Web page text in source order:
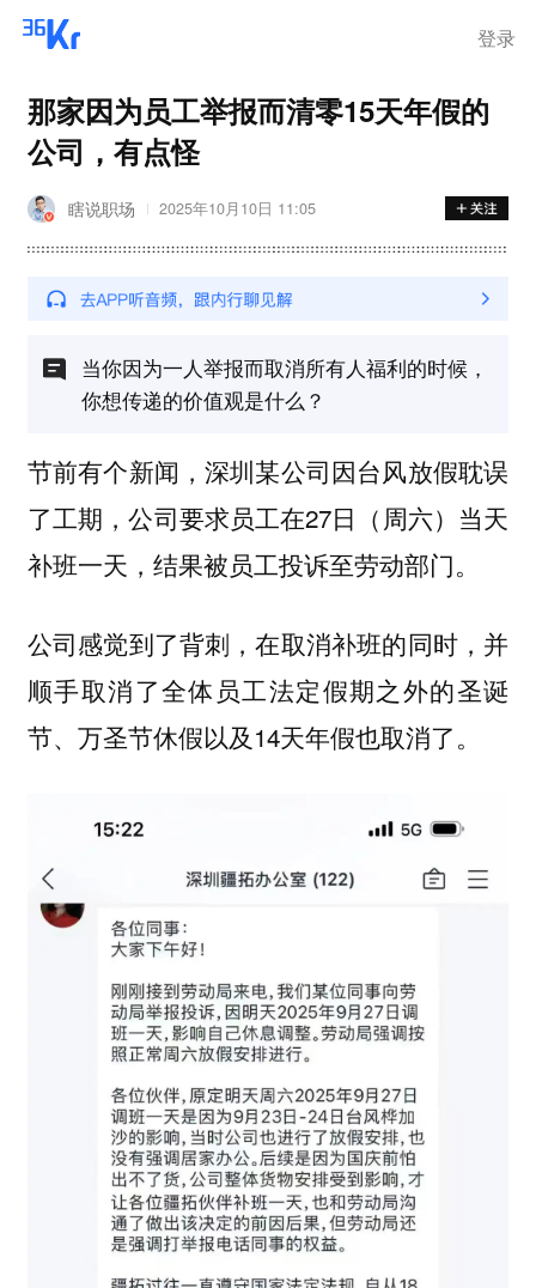
登录
那家因为员工举报而清零15天年假的
公司，有点怪
瞎说职场 2025年10月10日 11:05
当你因为一人举报而取消所有人福利的时候，
你想传递的价值观是什么？
节前有个新闻，深圳某公司因台风放假耽误
了工期，公司要求员工在27日（周六）当天
补班一天，结果被员工投诉至劳动部门。
公司感觉到了背刺，在取消补班的同时，并
顺手取消了全体员工法定假期之外的圣诞
节、万圣节休假以及14天年假也取消了。